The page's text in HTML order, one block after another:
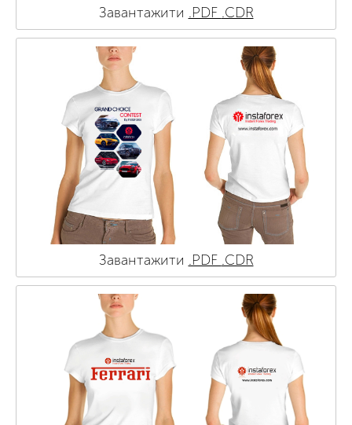
Завантажити .PDF .CDR
Завантажити .PDF .CDR